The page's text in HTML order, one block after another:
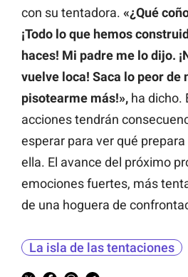
con su tentadora. «¿Qué
¡Todo lo que hemos
haces! Mi padre me lo dijo.
vuelve loca! Saca lo peor de
pisotearme más!», ha dicho.
acciones tendrán
esperar para ver qué
ella. El avance del próximo
emociones fuertes, más
de una hoguera de
La isla de las tentaciones